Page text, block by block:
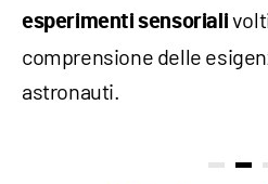
esperimenti sensoriali
comprensione delle
astronauti.